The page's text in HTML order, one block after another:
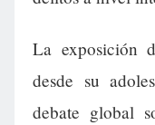
La exposición
desde su
debate global